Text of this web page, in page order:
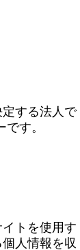
する法人で
す。
トを使用す
人情報を収